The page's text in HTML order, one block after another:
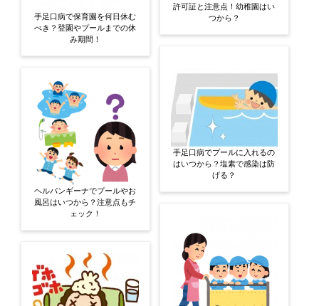
手足口病で保育園を何日休む
べき？登園やプールまでの休
み期間！
ヘルパンギーナでプールやお
風呂はいつから？注意点もチ
ェック！
許可証と注意点！幼稚園はい
つから？
手足口病でプールに入れるの
はいつから？塩素で感染は防
げる？